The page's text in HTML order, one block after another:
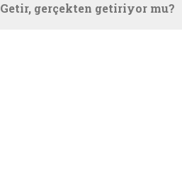
Getir, gerçekten getiriyor mu?